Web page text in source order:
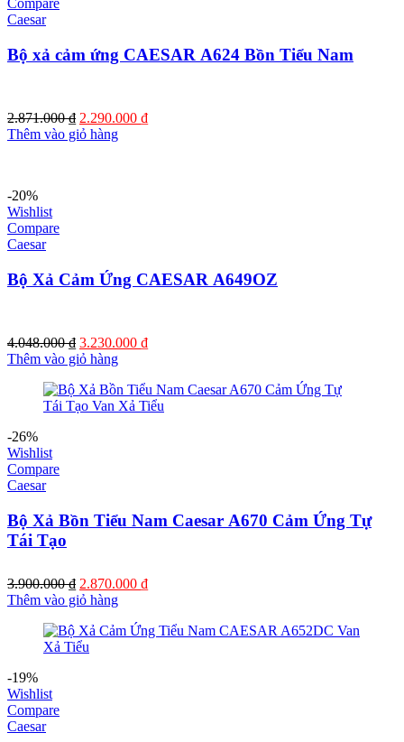
Compare
Caesar
Bộ xả cảm ứng CAESAR A624 Bồn Tiểu Nam
2.871.000₫ Giá
gốc
2.290.000 ₫Giá
Thêm vào giỏ hàng
-20%
Wishlist
Compare
Caesar
Bộ Xả Cảm Ứng CAESAR A649OZ
4.048.000₫ Giá
gốc
4.048.000 ₫.
3.230.000 ₫Giá
là:
3.230.000 ₫.
Thêm vào giỏ hàng
-26%
Wishlist
Compare
Caesar
Bộ Xả Bồn Tiểu Nam Caesar A670 Cảm Ứng Tự
Tái Tạo
3.900.000₫ Giá
gốc
3.900.000 ₫.
2.870.000 ₫Giá
là:
Thêm vào giỏ hàng
-19%
Wishlist
Compare
Caesar